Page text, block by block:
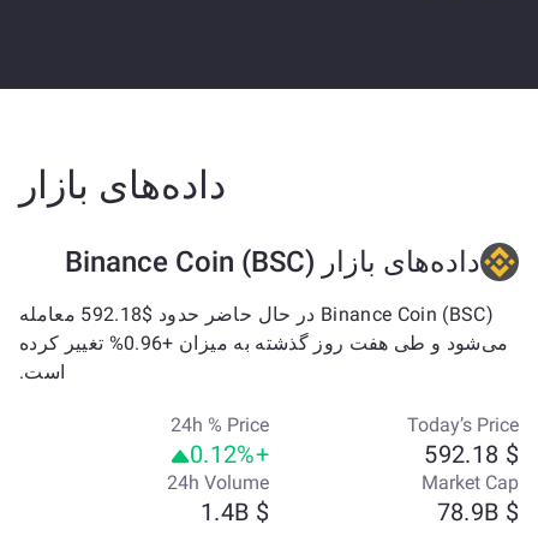
داده‌های بازار
داده‌های بازار Binance Coin (BSC)
Binance Coin (BSC) در حال حاضر حدود $592.18 معامله
می‌شود و طی هفت روز گذشته به میزان +0.96% تغییر کرده
است.
Today’s Price
$ 592.18
24h % Price
+0.12%
Market Cap
$ 78.9B
24h Volume
$ 1.4B